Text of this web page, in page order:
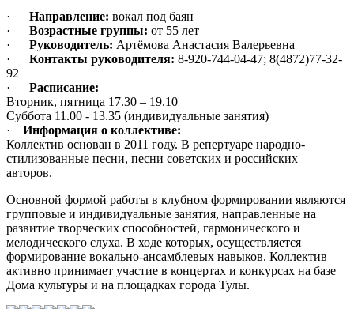
· Направление: вокал под баян
· Возрастные группы: от 55 лет
· Руководитель: Артёмова Анастасия Валерьевна
· Контакты руководителя: 8-920-744-04-47; 8(4872)77-32-
92
· Расписание:
Вторник, пятница 17.30 – 19.10
Суббота 11.00 - 13.35 (индивидуальные занятия)
· Информация о коллективе:
Коллектив основан в 2011 году. В репертуаре народно-
стилизованные песни, песни советских и российских
авторов.
Основной формой работы в клубном формировании являются
групповые и индивидуальные занятия, направленные на
развитие творческих способностей, гармонического и
мелодического слуха. В ходе которых, осуществляется
формирование вокально-ансамблевых навыков. Коллектив
активно принимает участие в концертах и конкурсах на базе
Дома культуры и на площадках города Тулы.